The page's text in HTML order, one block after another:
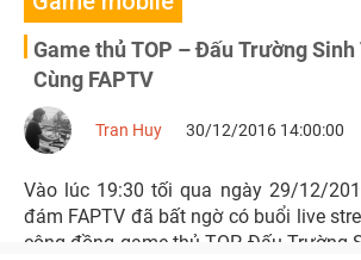
Game thủ TOP – Đấu Trường
Cùng FAPTV
Tran Huy 30/12/2016 14:00:00
Vào lúc 19:30 tối qua ngày 29/12/
đám FAPTV đã bất ngờ có buổi live
cộng đồng game thủ TOP Đấu Trường